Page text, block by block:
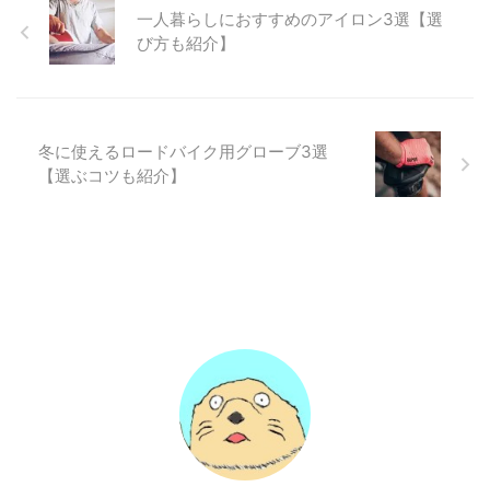
一人暮らしにおすすめのアイロン3選【選
び方も紹介】
冬に使えるロードバイク用グローブ3選
【選ぶコツも紹介】